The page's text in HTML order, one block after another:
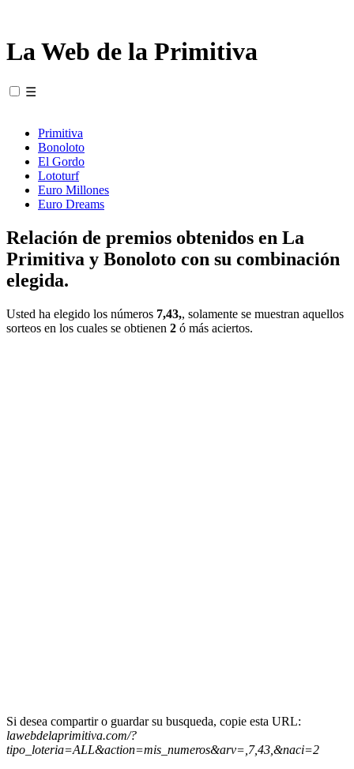
La Web de la Primitiva
☰
Primitiva
Bonoloto
El Gordo
Lototurf
Euro Millones
Euro Dreams
Relación de premios obtenidos en La
Primitiva y Bonoloto con su combinación
elegida.
Usted ha elegido los números 7,43,, solamente se muestran aquellos
sorteos en los cuales se obtienen 2 ó más aciertos.
Si desea compartir o guardar su busqueda, copie esta URL:
lawebdelaprimitiva.com/?
tipo_loteria=ALL&action=mis_numeros&arv=,7,43,&naci=2